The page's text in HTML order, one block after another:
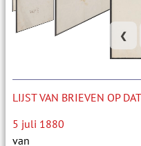
❮
LIJST VAN BRIEVEN OP
5 juli 1880
van